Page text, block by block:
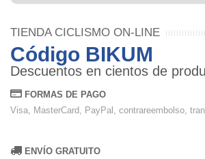
TIENDA CICLISMO ON-LINE
Código BIKUM
Descuentos en cientos de
FORMAS DE PAGO
Visa, MasterCard, PayPal, contrareembolso,
ENVÍO GRATUITO